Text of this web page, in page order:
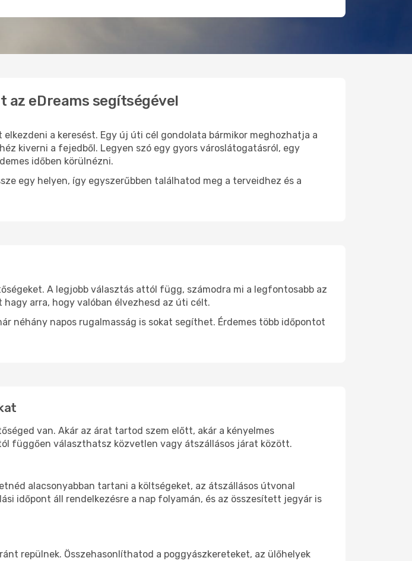
az eDreams segítségével
elkezdeni a keresést. Egy új úti cél gondolata bármikor meghozhatja a
kiverni a fejedből. Legyen szó egy gyors városlátogatásról, egy
időben körülnézni.
egy helyen, így egyszerűbben találhatod meg a terveidhez és a
A legjobb választás attól függ, számodra mi a legfontosabb az
arra, hogy valóban élvezhesd az úti célt.
néhány napos rugalmasság is sokat segíthet. Érdemes több időpontot
van. Akár az árat tartod szem előtt, akár a kényelmes
függően választhatsz közvetlen vagy átszállásos járat között.
alacsonyabban tartani a költségeket, az átszállásos útvonal
időpont áll rendelkezésre a nap folyamán, és az összesített jegyár is
repülnek. Összehasonlíthatod a poggyászkereteket, az ülőhelyek